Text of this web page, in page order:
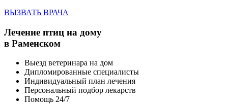
ВЫЗВАТЬ ВРАЧА
Лечение птиц на дому
в Раменском
Выезд ветеринара на дом
Дипломированные специалисты
Индивидуальный план лечения
Персональный подбор лекарств
Помощь 24/7